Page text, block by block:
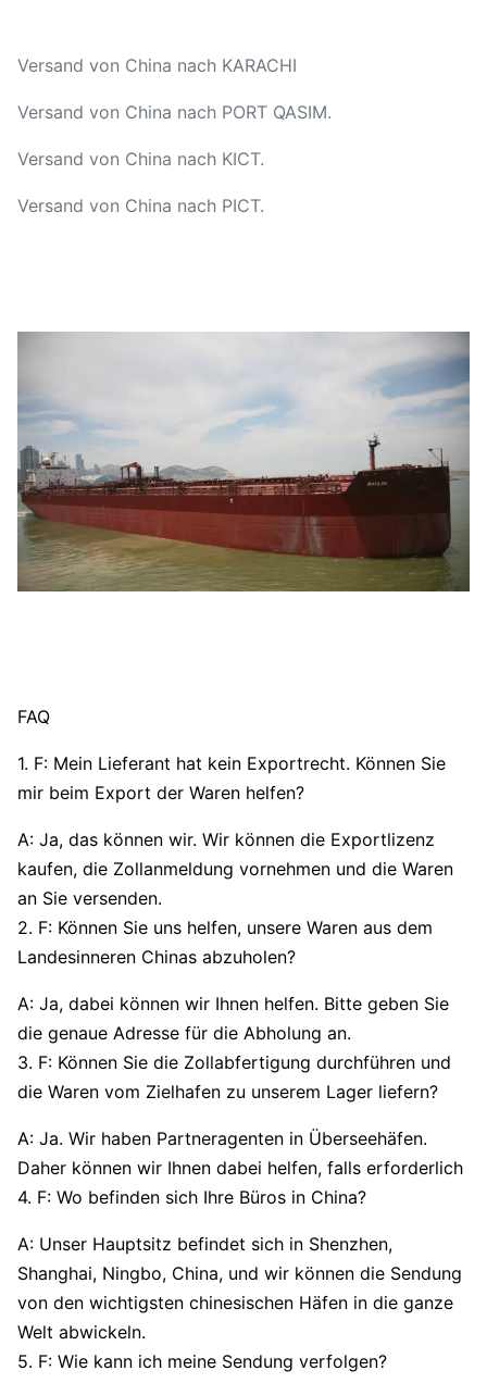
Versand von China nach KARACHI
Versand von China nach PORT QASIM.
Versand von China nach KICT.
Versand von China nach PICT.
FAQ
1. F: Mein Lieferant hat kein Exportrecht. Können Sie
mir beim Export der Waren helfen?
A: Ja, das können wir. Wir können die Exportlizenz
kaufen, die Zollanmeldung vornehmen und die Waren
an Sie versenden.
2. F: Können Sie uns helfen, unsere Waren aus dem
Landesinneren Chinas abzuholen?
A: Ja, dabei können wir Ihnen helfen. Bitte geben Sie
die genaue Adresse für die Abholung an.
3. F: Können Sie die Zollabfertigung durchführen und
die Waren vom Zielhafen zu unserem Lager liefern?
A: Ja. Wir haben Partneragenten in Überseehäfen.
Daher können wir Ihnen dabei helfen, falls erforderlich
4. F: Wo befinden sich Ihre Büros in China?
A: Unser Hauptsitz befindet sich in Shenzhen,
Shanghai, Ningbo, China, und wir können die Sendung
von den wichtigsten chinesischen Häfen in die ganze
Welt abwickeln.
5. F: Wie kann ich meine Sendung verfolgen?